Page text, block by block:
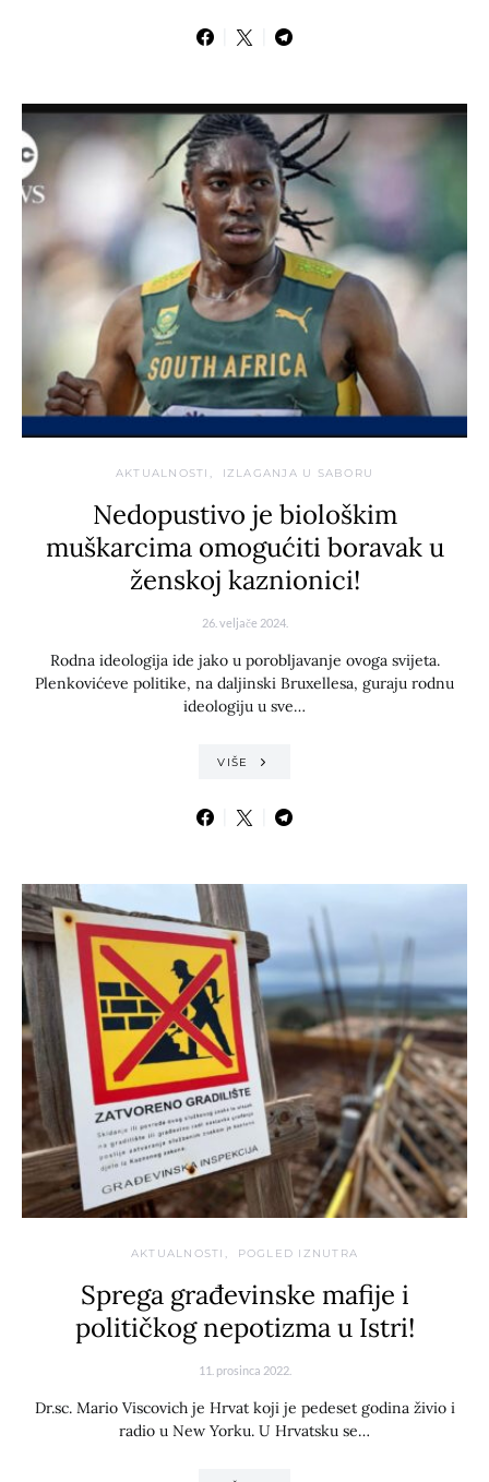
AKTUALNOSTI IZLAGANJA U SABORU
Nedopustivo je biološkim
muškarcima omogućiti boravak u
ženskoj kaznionici!
26. veljače 2024.
Rodna ideologija ide jako u porobljavanje ovoga svijeta.
Plenkovićeve politike, na daljinski Bruxellesa, guraju rodnu
ideologiju u sve…
VIŠE
AKTUALNOSTI POGLED IZNUTRA
Sprega građevinske mafije i
političkog nepotizma u Istri!
11. prosinca 2022.
Dr.sc. Mario Viscovich je Hrvat koji je pedeset godina živio i
radio u New Yorku. U Hrvatsku se…